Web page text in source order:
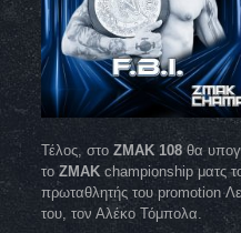
Τέλος, στο ZMAK 108θα
τοZMAKchampionship ματς
πρωταθλητής του promotion
του, τον Αλέκο Τόμπολα.